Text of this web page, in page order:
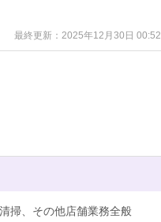
最終更新： 2025年12月30日 00:52
掃、その他店舗業務全般